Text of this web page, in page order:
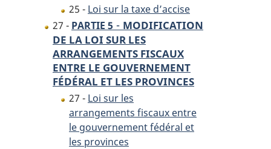
25 - Loi sur la taxe d’accise
27 - PARTIE 5 - MODIFICATION
DE LA LOI SUR LES
ARRANGEMENTS FISCAUX
ENTRE LE GOUVERNEMENT
FÉDÉRAL ET LES PROVINCES
27 - Loi sur les
arrangements fiscaux entre
le gouvernement fédéral et
les provinces